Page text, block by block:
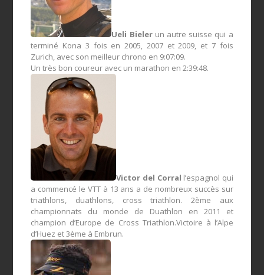
Ueli Bielerun autre suisse qui a
terminé Kona 3 fois en 2005, 2007 et 2009, et 7 fois
Zurich, avec son meilleur chrono en 9:07:09.
Un très bon coureur avec un marathon en 2:39:48.
Victor del Corral l’espagnol qui
a commencé le VTT à 13 ans a de nombreux succès sur
triathlons, duathlons, cross triathlon. 2ème aux
championnats du monde de Duathlon en 2011 et
champion d’Europe de Cross Triathlon.Victoire à l’Alpe
d’Huez et 3ème à Embrun.